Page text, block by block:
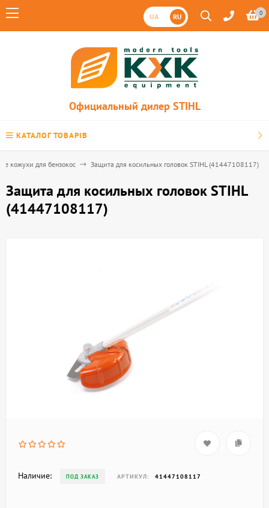
UA RU 0
Официальный дилер STIHL
КАТАЛОГ ТОВАРІВ
кожухи для бензокос Защита для косильных головок STIHL (41447108117)
Защита для косильных головок STIHL
(41447108117)
Наличие: ПОД ЗАКАЗ АРТИКУЛ: 41447108117